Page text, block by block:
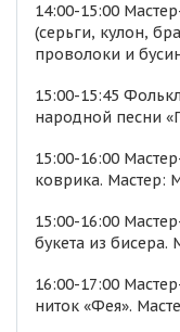
14:00-15:00
(серьги, кулон,
проволоки и
15:00-15:45
народной песни
15:00-16:00
коврика. Мастер:
15:00-16:00
букета из бисера.
16:00-17:00
ниток «Фея».